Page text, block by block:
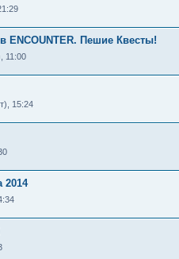
ENCOUNTER. Пешие Квесты!
11:00
15:24
2014